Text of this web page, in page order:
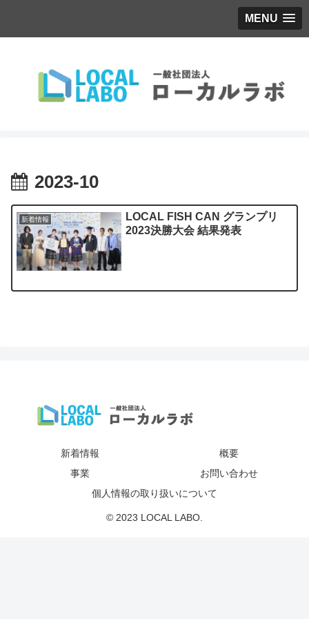
MENU
2023-10
新着情報
LOCAL FISH CAN グランプリ
2023決勝大会 結果発表
新着情報
概要
事業
お問い合わせ
個人情報の取り扱いについて
© 2023 LOCAL LABO.